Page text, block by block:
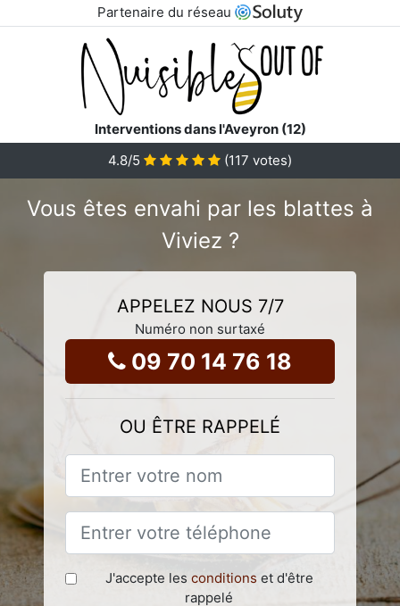
Partenaire du réseau
Interventions dans l'Aveyron (12)
4.8/5 (117 votes)
Vous êtes envahi par les blattes à
Viviez ?
APPELEZ NOUS 7/7
Numéro non surtaxé
09 70 14 76 18
OU ÊTRE RAPPELÉ
J'accepte les conditions et d'être
rappelé